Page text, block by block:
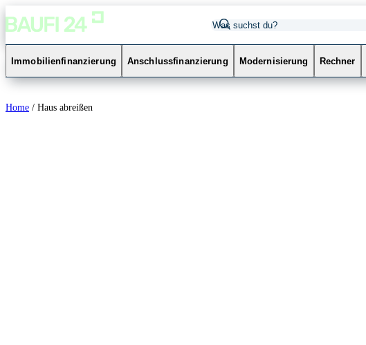
Immobilienfinanzierung Anschlussfinanzierung Modernisierung Rechner
Home / Haus abreißen